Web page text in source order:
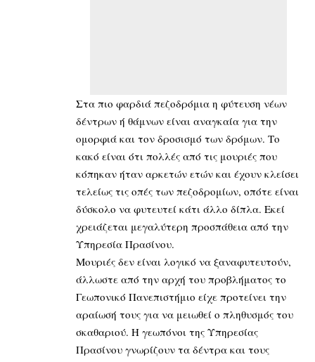
Στα πιο φαρδιά πεζοδρόμια η φύτευση νέων
δέντρων ή θάμνων είναι αναγκαία για την
ομορφιά και τον δροσισμό των δρόμων. Το
κακό είναι ότι πολλές από τις μουριές που
κόπηκαν ήταν αρκετών ετών και έχουν κλείσει
τελείως τις οπές των πεζοδρομίων, οπότε είναι
δύσκολο να φυτευτεί κάτι άλλο δίπλα. Εκεί
χρειάζεται μεγαλύτερη προσπάθεια από την
Υπηρεσία Πρασίνου.
Μουριές δεν είναι λογικό να ξαναφυτευτούν,
άλλωστε από την αρχή του προβλήματος το
Γεωπονικό Πανεπιστήμιο είχε προτείνει την
αραίωσή τους για να μειωθεί ο πληθυσμός του
σκαθαριού. Η γεωπόνοι της Υπηρεσίας
Πρασίνου γνωρίζουν τα δέντρα και τους